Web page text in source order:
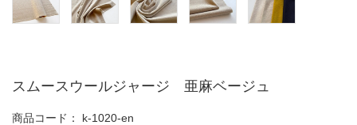
スムースウールジャージ 亜麻ベージュ
商品コード：
k-1020-en